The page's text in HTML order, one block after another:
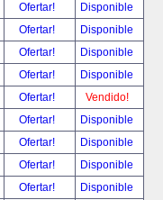
Ofertar!
Disponible
Ofertar!
Disponible
Ofertar!
Disponible
Ofertar!
Disponible
Ofertar!
Vendido!
Ofertar!
Disponible
Ofertar!
Disponible
Ofertar!
Disponible
Ofertar!
Disponible